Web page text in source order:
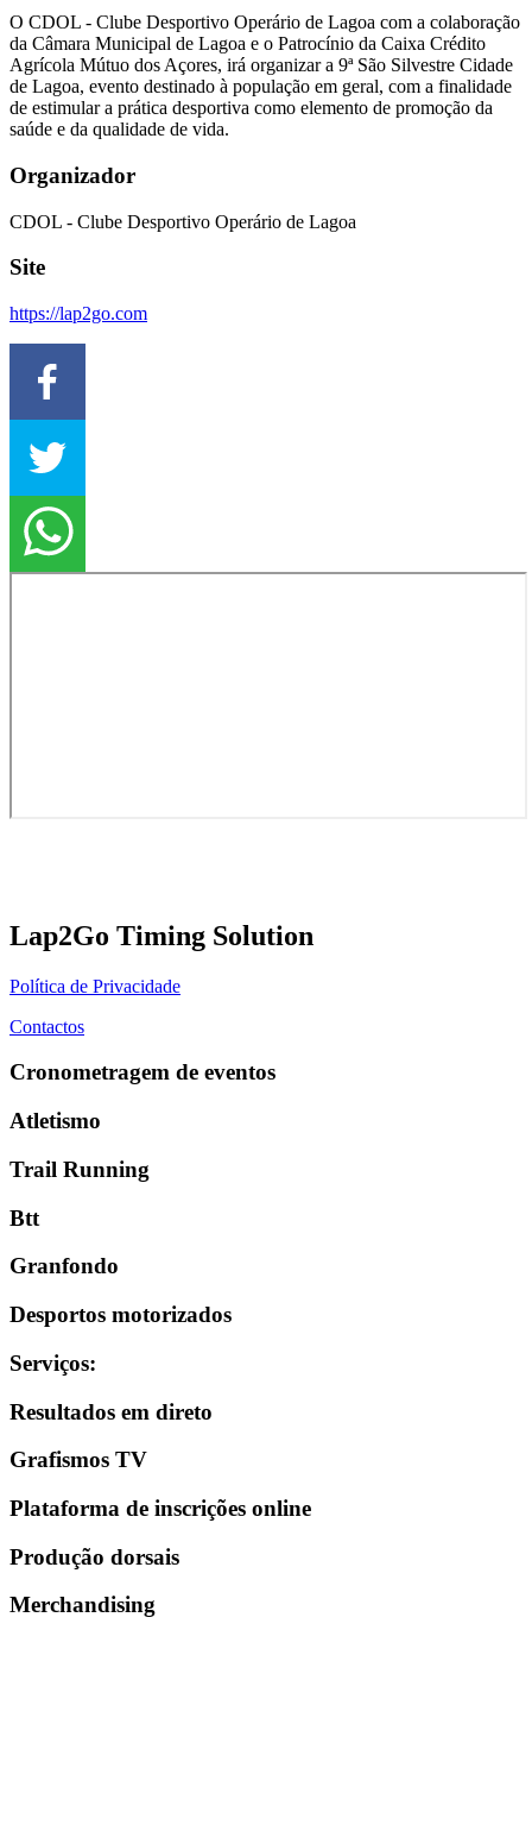
O CDOL - Clube Desportivo Operário de Lagoa com a colaboração
da Câmara Municipal de Lagoa e o Patrocínio da Caixa Crédito
Agrícola Mútuo dos Açores, irá organizar a 9ª São Silvestre Cidade
de Lagoa, evento destinado à população em geral, com a finalidade
de estimular a prática desportiva como elemento de promoção da
saúde e da qualidade de vida.
Organizador
CDOL - Clube Desportivo Operário de Lagoa
Site
https://lap2go.com
Lap2Go Timing Solution
Política de Privacidade
Contactos
Cronometragem de eventos
Atletismo
Trail Running
Btt
Granfondo
Desportos motorizados
Serviços:
Resultados em direto
Grafismos TV
Plataforma de inscrições online
Produção dorsais
Merchandising